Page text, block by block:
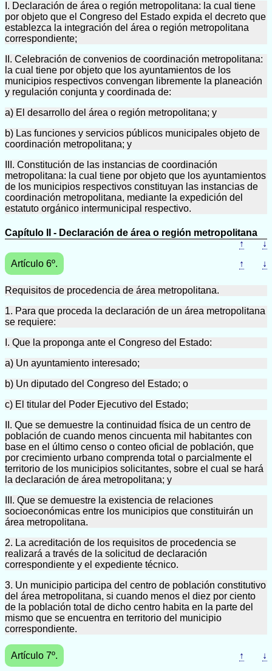
I. Declaración de área o región metropolitana: la cual tiene
por objeto que el Congreso del Estado expida el decreto que
establezca la integración del área o región metropolitana
correspondiente;
II. Celebración de convenios de coordinación metropolitana:
la cual tiene por objeto que los ayuntamientos de los
municipios respectivos convengan libremente la planeación
y regulación conjunta y coordinada de:
a) El desarrollo del área o región metropolitana; y
b) Las funciones y servicios públicos municipales objeto de
coordinación metropolitana; y
III. Constitución de las instancias de coordinación
metropolitana: la cual tiene por objeto que los ayuntamientos
de los municipios respectivos constituyan las instancias de
coordinación metropolitana, mediante la expedición del
estatuto orgánico intermunicipal respectivo.
Capítulo II - Declaración de área o región metropolitana
↑
↓
Artículo 6º.
↑ ↓
Requisitos de procedencia de área metropolitana.
1. Para que proceda la declaración de un área metropolitana
se requiere:
I. Que la proponga ante el Congreso del Estado:
a) Un ayuntamiento interesado;
b) Un diputado del Congreso del Estado; o
c) El titular del Poder Ejecutivo del Estado;
II. Que se demuestre la continuidad física de un centro de
población de cuando menos cincuenta mil habitantes con
base en el último censo o conteo oficial de población, que
por crecimiento urbano comprenda total o parcialmente el
territorio de los municipios solicitantes, sobre el cual se hará
la declaración de área metropolitana; y
III. Que se demuestre la existencia de relaciones
socioeconómicas entre los municipios que constituirán un
área metropolitana.
2. La acreditación de los requisitos de procedencia se
realizará a través de la solicitud de declaración
correspondiente y el expediente técnico.
3. Un municipio participa del centro de población constitutivo
del área metropolitana, si cuando menos el diez por ciento
de la población total de dicho centro habita en la parte del
mismo que se encuentra en territorio del municipio
correspondiente.
Artículo 7º. ↑ ↓